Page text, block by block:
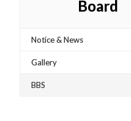
Board
Notice & News
Gallery
BBS